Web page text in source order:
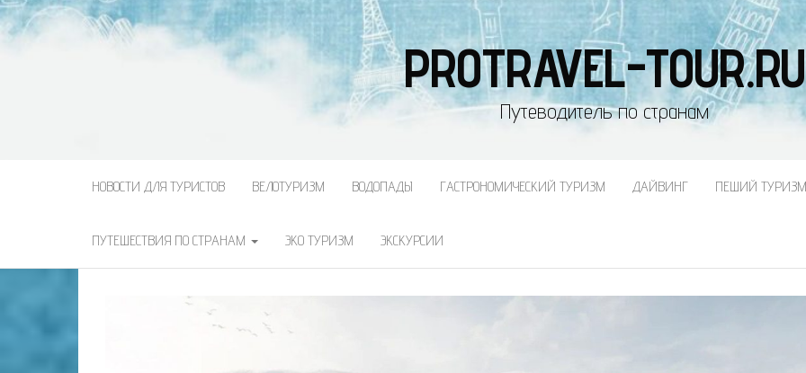
PROTRAVEL-TOUR.RU
Путеводитель по странам
НОВОСТИ ДЛЯ ТУРИСТОВ ВЕЛОТУРИЗМ ВОДОПАДЫ ГАСТРОНОМИЧЕСКИЙ ТУРИЗМ ДАЙВИНГ ПЕШИЙ ТУРИЗМ
ПУТЕШЕСТВИЯ ПО СТРАНАМ ЭКО ТУРИЗМ ЭКСКУРСИИ